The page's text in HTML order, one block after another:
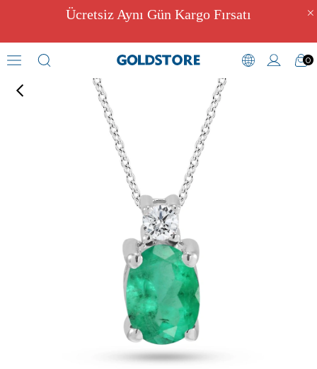
Ücretsiz Aynı Gün Kargo Fırsatı
0
Pırlantalı Kolye Modelleri